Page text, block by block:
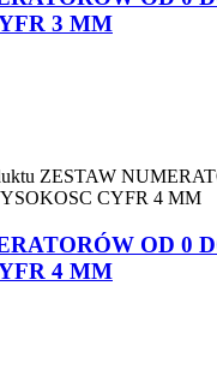
3 MM
OD 0
4 MM